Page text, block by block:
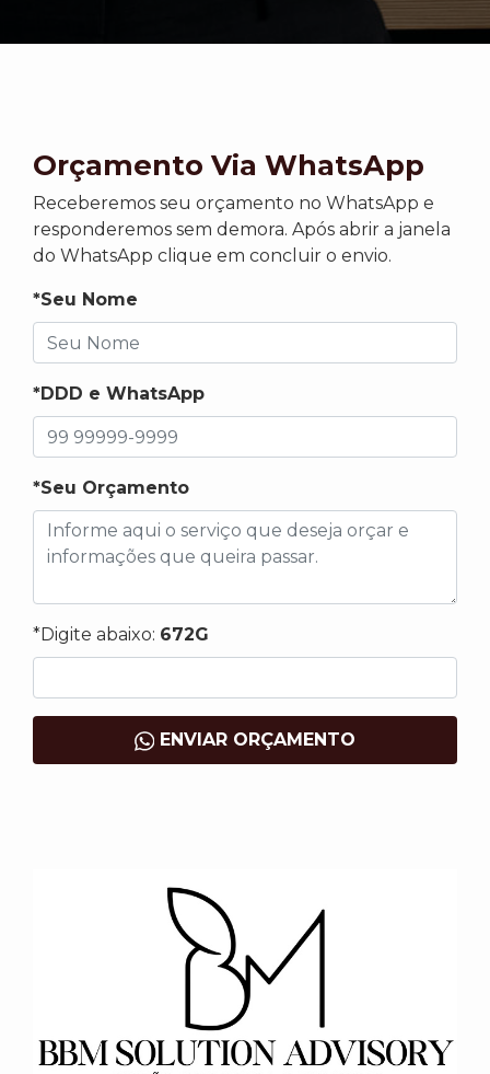
Orçamento Via WhatsApp
Receberemos seu orçamento no WhatsApp e
responderemos sem demora. Após abrir a janela
do WhatsApp clique em concluir o envio.
*Seu Nome
*DDD e WhatsApp
*Seu Orçamento
*Digite abaixo: 672G
ENVIAR ORÇAMENTO